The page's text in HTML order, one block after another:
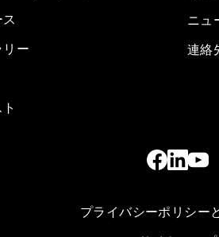
リー
ニュ
連絡
プライバシーポリシー